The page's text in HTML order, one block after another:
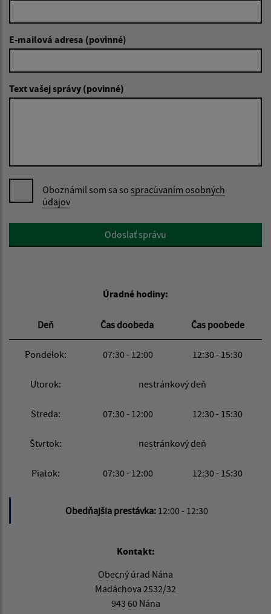
E-mailová adresa (povinné)
Text vašej správy (povinné)
Oboznámil som sa so spracúvaním osobných
údajov
Google reCaptcha ResponseOdoslať správu
Úradné hodiny:
Deň Čas doobeda Čas poobede
Pondelok: 07:30 - 12:00 12:30 - 15:30
Utorok: nestránkový deň
Streda: 07:30 - 12:00 12:30 - 15:30
Štvrtok: nestránkový deň
Piatok: 07:30 - 12:00 12:30 - 15:30
Obedňajšia prestávka: 12:00 - 12:30
Kontakt:
Obecný úrad Nána
Madáchova 2532/32
943 60 Nána